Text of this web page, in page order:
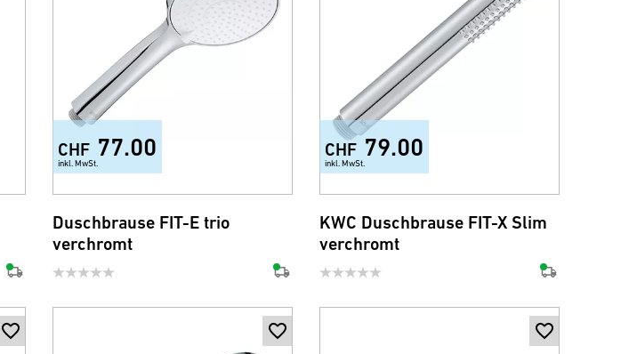
CHF 77.00
inkl. MwSt.
Duschbrause FIT-E trio
verchromt
CHF 79.00
inkl. MwSt.
KWC Duschbrause FIT-X Slim
verchromt